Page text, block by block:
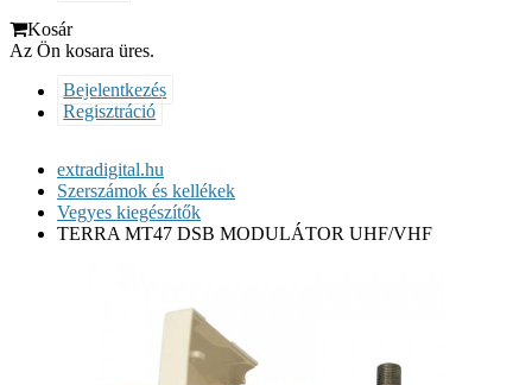
Kosár
Az Ön kosara üres.
Bejelentkezés
Regisztráció
extradigital.hu
Szerszámok és kellékek
Vegyes kiegészítők
TERRA MT47 DSB MODULÁTOR UHF/VHF